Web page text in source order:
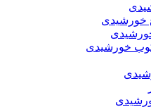
خورشیدی
خورشیدی